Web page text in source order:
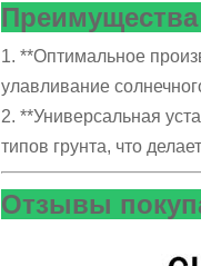
1. **Оптимальное
улавливание
2. **Универсальная
типов грунта, что
Отзывы